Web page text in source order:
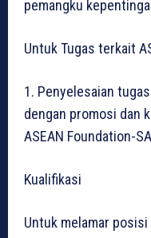
pemangku
Untuk Tugas terkait
1. Penyelesaian
dengan promosi dan
ASEAN Foundation-
Kualifikasi
Untuk melamar